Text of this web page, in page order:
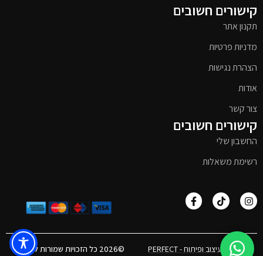
קישורים חשובים
תקנון אתר
מדניות פרטיות
הצהרת נגישות
אודות
צור קשר
קישורים חשובים
החשבון שלי
רשימת משאלות
אפיון, עיצוב ופיתוח - PERFECT ©2026 כל הזכויות שמורות לטימבר